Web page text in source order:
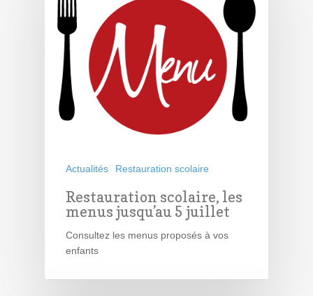
Actualités Restauration scolaire
Restauration scolaire, les
menus jusqu’au 5 juillet
Consultez les menus proposés à vos
enfants